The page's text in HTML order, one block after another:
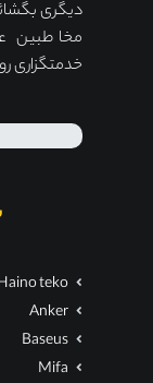
مخاطبین
خدمتگزاری
teko
Anker
Baseus
Mifa